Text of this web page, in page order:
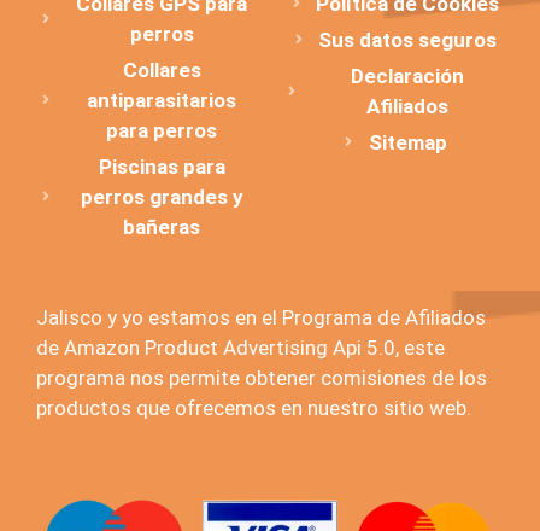
perros
Collares
antiparasitarios
para perros
Piscinas para
perros grandes y
bañeras
Sus datos seguros
Declaración
Afiliados
Sitemap
Jalisco y yo estamos en el Programa de Afiliados
de Amazon Product Advertising Api 5.0, este
programa nos permite obtener comisiones de los
productos que ofrecemos en nuestro sitio web.